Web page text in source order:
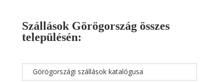
Szállások Görögország összes
településén:
Görögországi szállások katalógusa